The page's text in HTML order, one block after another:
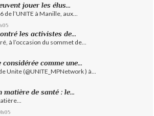
jouer les élus...
l’UNITE à Manille, aux...
les activistes de...
à l’occasion du sommet de...
comme une...
Unite (@UNITE_MPNetwork ) à...
matière de santé : le...